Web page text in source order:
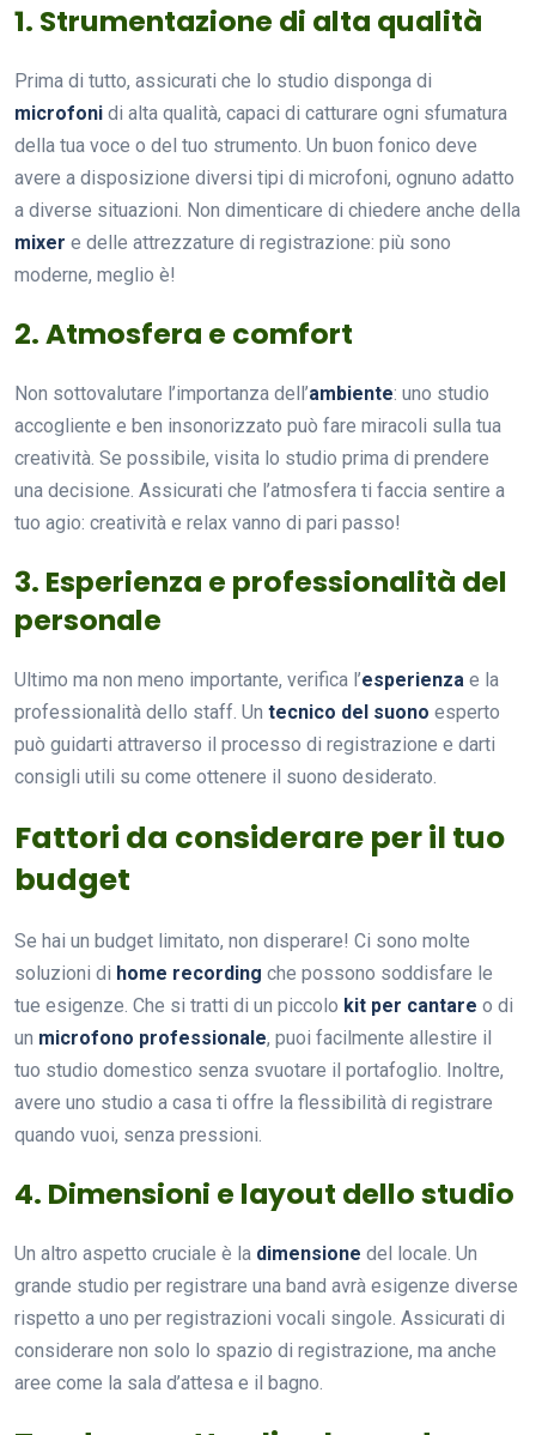
1. Strumentazione di alta qualità
Prima di tutto, assicurati che lo studio disponga di
microfoni di alta qualità, capaci di catturare ogni sfumatura
della tua voce o del tuo strumento. Un buon fonico deve
avere a disposizione diversi tipi di microfoni, ognuno adatto
a diverse situazioni. Non dimenticare di chiedere anche della
mixer e delle attrezzature di registrazione: più sono
moderne, meglio è!
2. Atmosfera e comfort
Non sottovalutare l’importanza dell’ambiente: uno studio
accogliente e ben insonorizzato può fare miracoli sulla tua
creatività. Se possibile, visita lo studio prima di prendere
una decisione. Assicurati che l’atmosfera ti faccia sentire a
tuo agio: creatività e relax vanno di pari passo!
3. Esperienza e professionalità del
personale
Ultimo ma non meno importante, verifica l’esperienza e la
professionalità dello staff. Un tecnico del suono esperto
può guidarti attraverso il processo di registrazione e darti
consigli utili su come ottenere il suono desiderato.
Fattori da considerare per il tuo
budget
Se hai un budget limitato, non disperare! Ci sono molte
soluzioni di home recording che possono soddisfare le
tue esigenze. Che si tratti di un piccolo kit per cantare o di
un microfono professionale, puoi facilmente allestire il
tuo studio domestico senza svuotare il portafoglio. Inoltre,
avere uno studio a casa ti offre la flessibilità di registrare
quando vuoi, senza pressioni.
4. Dimensioni e layout dello studio
Un altro aspetto cruciale è la dimensione del locale. Un
grande studio per registrare una band avrà esigenze diverse
rispetto a uno per registrazioni vocali singole. Assicurati di
considerare non solo lo spazio di registrazione, ma anche
aree come la sala d’attesa e il bagno.